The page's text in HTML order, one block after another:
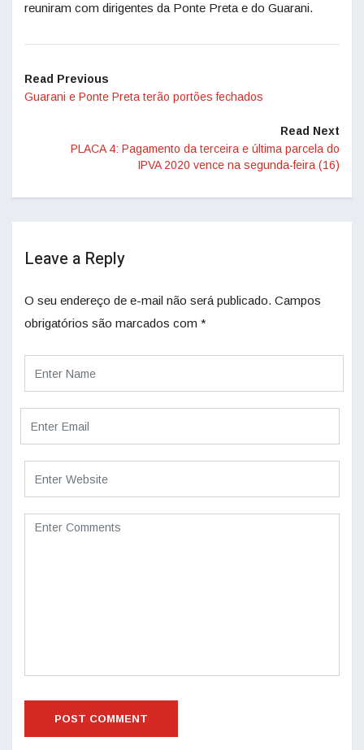
reuniram com dirigentes da Ponte Preta e do Guarani.
Read Previous
Guarani e Ponte Preta terão portões fechados
Read Next
PLACA 4: Pagamento da terceira e última parcela do
IPVA 2020 vence na segunda-feira (16)
Leave a Reply
O seu endereço de e-mail não será publicado. Campos
obrigatórios são marcados com *